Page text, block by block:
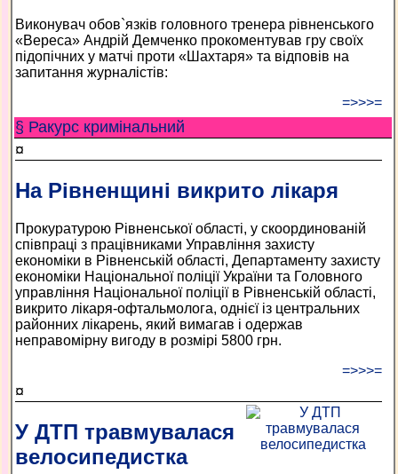
Виконувач обов`язків головного тренера рівненського
«Вереса» Андрій Демченко прокоментував гру своїх
підопічних у матчі проти «Шахтаря» та відповів на
запитання журналістів:
=>>>=
§ Ракурс кримінальний
¤
На Рівненщині викрито лікаря
Прокуратурою Рівненської області, у скоординованій
співпраці з працівниками Управління захисту
економіки в Рівненській області, Департаменту захисту
економіки Національної поліції України та Головного
управління Національної поліції в Рівненській області,
викрито лікаря-офтальмолога, однієї із центральних
районних лікарень, який вимагав і одержав
неправомірну вигоду в розмірі 5800 грн.
=>>>=
¤
У ДТП травмувалася
велосипедистка